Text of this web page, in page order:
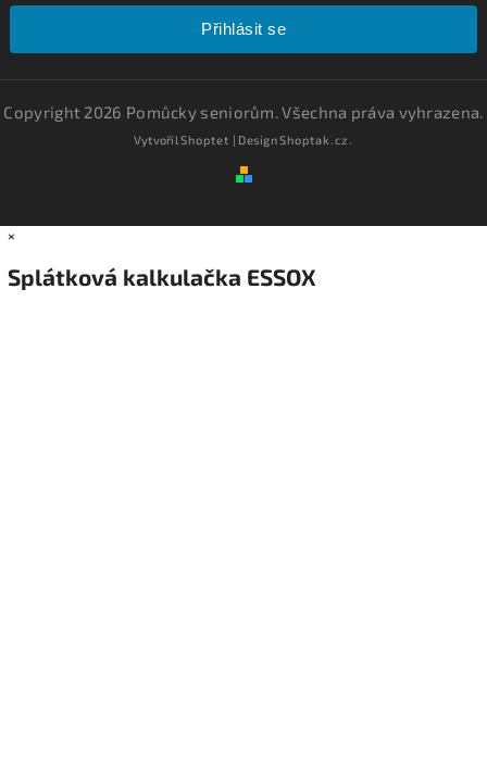
Přihlásit se
Copyright 2026 Pomůcky seniorům. Všechna práva vyhrazena.
VytvořilShoptet | DesignShoptak.cz.
×
Splátková kalkulačka ESSOX